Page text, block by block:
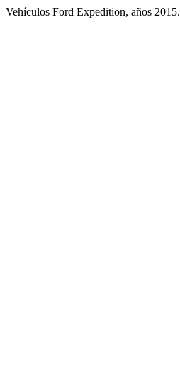
Vehículos Ford Expedition, años 2015.